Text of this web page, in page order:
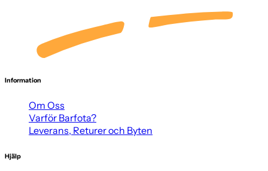
Information
Om Oss
Varför Barfota?
Leverans, Returer och Byten
Hjälp